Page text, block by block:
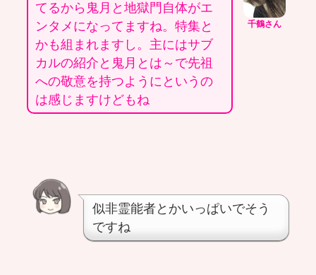
千鶴さん
てるから鬼月と地獄門自体がエ
ンタメになってますね。特集と
かも組まれますし。主にはサブ
カルの紹介と鬼月とは～で先祖
への敬意を持つようにというの
は感じますけどもね
似非霊能者とかいっぱいでそう
ですね